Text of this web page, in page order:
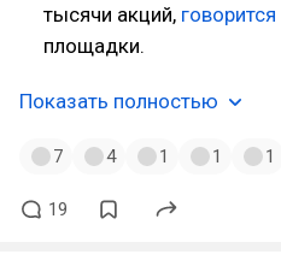
тысячи акций, говорится
площадки.
Показать полностью
7 4 1 1 1
19